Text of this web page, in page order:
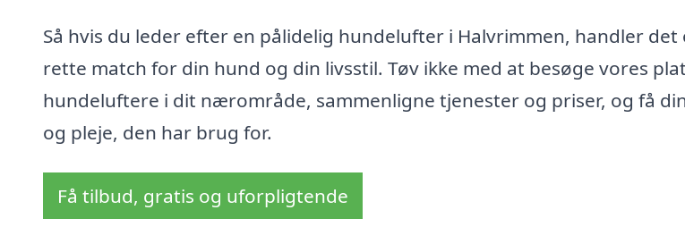
Så hvis du leder efter en pålidelig hundelufter i Halvrimmen, handler
rette match for din hund og din livsstil. Tøv ikke med at besøge vores
hundeluftere i dit nærområde, sammenligne tjenester og priser, og få
og pleje, den har brug for.
Få tilbud, gratis og uforpligtende